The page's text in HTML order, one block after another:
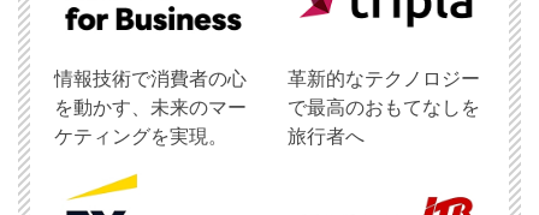
情報技術で消費者の心
を動かす、未来のマー
ケティングを実現。
革新的なテクノロジー
で最高のおもてなしを
旅行者へ